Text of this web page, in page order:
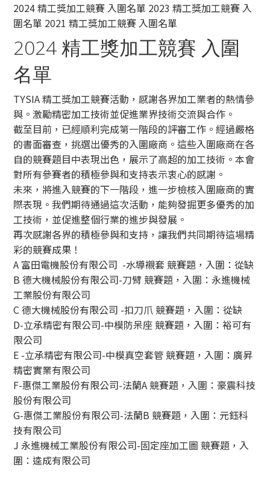
2024 精工獎加工競賽 入圍名單 2023 精工獎加工競賽 入
圍名單 2021 精工獎加工競賽 入圍名單
2024 精工獎加工競賽 入圍
名單
TYSIA 精工獎加工競賽活動，感謝各界加工業者的熱情參
與。激勵精密加工技術並促進業界技術交流與合作。
截至目前，已經順利完成第一階段的評審工作。經過嚴格
的書面審查，挑選出優秀的入圍廠商。這些入圍廠商在各
自的競賽題目中表現出色，展示了高超的加工技術。本會
對所有參賽者的積極參與和支持表示衷心的感謝。
未來，將進入競賽的下一階段，進一步檢核入圍廠商的實
際表現。我們期待通過這次活動，能夠發掘更多優秀的加
工技術，並促進整個行業的進步與發展。
再次感謝各界的積極參與和支持，讓我們共同期待這場精
彩的競賽成果！
A 富田電機股份有限公司 -水導襯套 競賽題，入圍：從缺
B 德大機械股份有限公司-刀臂 競賽題，入圍：永進機械
工業股份有限公司
C 德大機械股份有限公司 -扣刀爪 競賽題，入圍：從缺
D-立承精密有限公司-中模防呆座 競賽題，入圍：裕可有
限公司
E -立承精密有限公司-中模真空套管 競賽題，入圍：廣昇
精密實業有限公司
F-惠傑工業股份有限公司-法蘭A 競賽題，入圍：豪震科技
股份有限公司
G-惠傑工業股份有限公司-法蘭B 競賽題，入圍：元鈺科
技有限公司
J 永進機械工業股份有限公司-固定座加工圖 競賽題，入
圍：逵成有限公司